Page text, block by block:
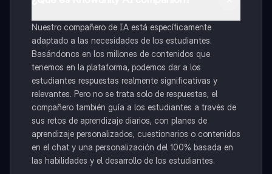
Nuestro compañero de IA está específicamente
adaptado a las necesidades de los estudiantes.
Basándonos en los millones de contenidos que
tenemos en la plataforma, podemos dar a los
estudiantes respuestas realmente significativas y
relevantes. Pero no se trata solo de respuestas, el
compañero también guía a los estudiantes a través de
sus retos de aprendizaje diarios, con planes de
aprendizaje personalizados, cuestionarios o contenidos
en el chat y una personalización del 100% basada en
las habilidades y el desarrollo de los estudiantes.